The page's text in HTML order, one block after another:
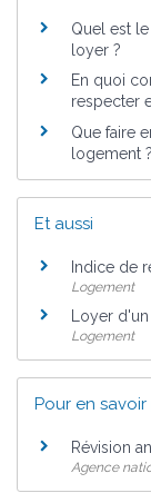
Quel est
loyer ?
En quoi
respecter
Que faire
logement ?
Et aussi
Indice de
Logement
Loyer
Logement
Pour en
Révision
Agence